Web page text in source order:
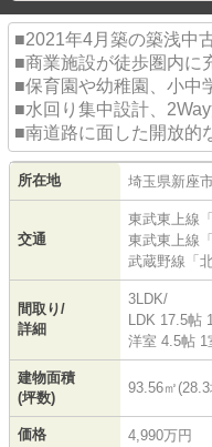
■2021年4月築の築浅中
■商業施設が徒歩圏内に
■保育園や幼稚園、小中
■水回り集中設計、
■南道路に面した開放的
所在地 埼玉県新座
交通
東武東上線 「
東武東上線 「
武蔵野線 「
間取り/
詳細
3LDK/
LDK 17.5帖
洋室 4.5帖 1
建物面積
(坪数)
93.56㎡
価格 4,990万円